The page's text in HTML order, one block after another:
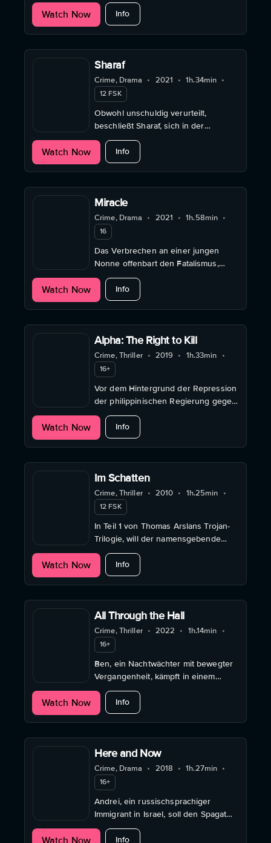
beeindruckend.
Watch Now Infoabout Dark Paradise
Sharaf
Crime, Drama • 2021 • 1h.34min •
12 FSK
Obwohl unschuldig verurteilt,
beschließt Sharaf, sich in der
Hierarchie des ägyptischen
Gefängnisses nach oben zu arbeiten.
Watch Now Infoabout Sharaf
Miracle
Crime, Drama • 2021 • 1h.58min •
16
Das Verbrechen an einer jungen
Nonne offenbart den Fatalismus,
Glauben und Aberglauben, der die
rumänische Provinz lähmt.
Watch Now Infoabout Miracle
Alpha: The Right to Kill
Crime, Thriller • 2019 • 1h.33min •
16+
Vor dem Hintergrund der Repression
der philippinischen Regierung gegen
illegale Drogen kämpfen ein Polizist
und sein junger Informant ums
Überleben.
Watch Now Infoabout Alpha: The Right to Kill
Im Schatten
Crime, Thriller • 2010 • 1h.25min •
12 FSK
In Teil 1 von Thomas Arslans Trojan-
Trilogie, will der namensgebende
Protagonist Trojan ein letztes großes
Ding drehen und sich zur Ruhe
setzen.
Watch Now Infoabout Im Schatten
All Through the Hall
Crime, Thriller • 2022 • 1h.14min •
16+
Ben, ein Nachtwächter mit bewegter
Vergangenheit, kämpft in einem
Lagerhaus ums Überleben, als drei
Eindringlinge seine Routine
herausfordern.
Watch Now Infoabout All Through the Hall
Here and Now
Crime, Drama • 2018 • 1h.27min •
16+
Andrei, ein russischsprachiger
Immigrant in Israel, soll den Spagat
zwischen Arbeit, Familie und Hip-Hop
schaffen. Was zunehmend
Watch Now Infoabout Here and Now